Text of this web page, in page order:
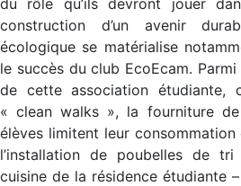
du rôle qu’ils devront jouer
construction d’un avenir
écologique se matérialise
le succès du club EcoEcam.
de cette association étudiante,
« clean walks », la fourniture
élèves limitent leur
l’installation de poubelles de
cuisine de la résidence étudiante